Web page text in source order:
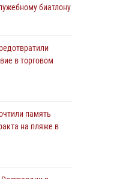
лагерях
в
сбыта крупной
85 владельцев
биатлону
в торговом
память
на пляже в